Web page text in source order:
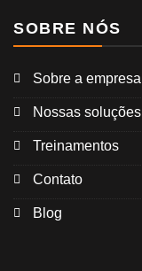
SOBRE NÓS
Sobre a empresa
Nossas soluções
Treinamentos
Contato
Blog